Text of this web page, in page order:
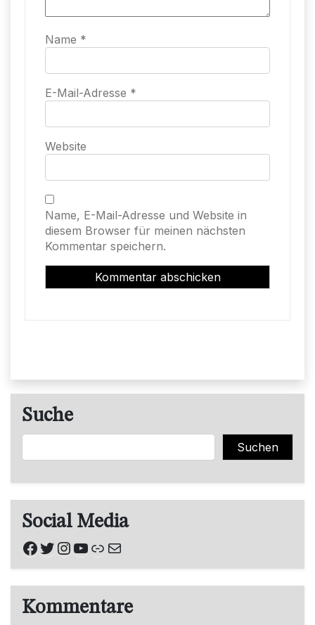
Name *
E-Mail-Adresse *
Website
Name, E-Mail-Adresse und Website in
diesem Browser für meinen nächsten
Kommentar speichern.
Suche
Suchen Suchen
Social Media
Facebook
Twitter
Instagram
YouTube
Link
E-Mail
Kommentare